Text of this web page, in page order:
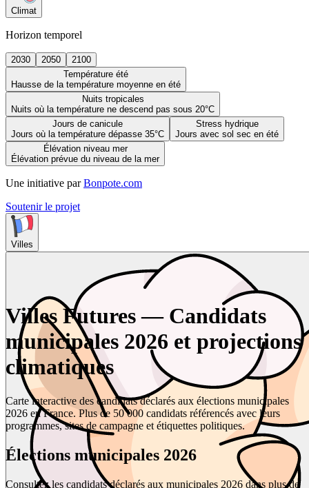
Climat
Horizon temporel
2030 2050
2100
Température été
Hausse de la température moyenne en été
Nuits tropicales
Nuits où la température ne descend pas sous 20°C
Jours de canicule
Jours où la température dépasse 35°C
Stress hydrique
Jours avec sol sec en été
Élévation niveau mer
Élévation prévue du niveau de la mer
Une initiative par Bonpote.com
Soutenir le projet
Villes
Villes Futures — Candidats
municipales 2026 et projections
climatiques
Carte interactive des candidats déclarés aux élections municipales
2026 en France. Plus de 50 000 candidats référencés avec leurs
programmes, sites de campagne et étiquettes politiques.
Élections municipales 2026
Consultez les candidats déclarés aux municipales 2026 dans plus de